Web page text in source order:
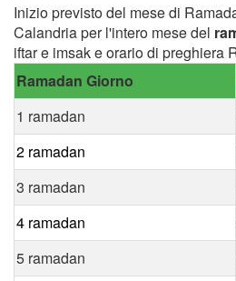
Inizio previsto del mese di
Calandria per l'intero mese del
iftar e imsak e orario di preghiera
Ramadan Giorno
1 ramadan
2 ramadan
3 ramadan
4 ramadan
5 ramadan